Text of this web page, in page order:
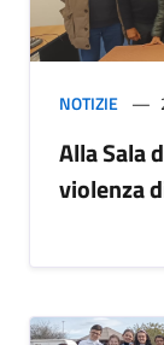
NOTIZIE
Alla Sala
violenza